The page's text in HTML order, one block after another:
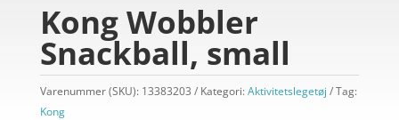
Kong Wobbler
Snackball, small
Varenummer (SKU): 13383203 Kategori:Aktivitetslegetøj
Tag:
Kong